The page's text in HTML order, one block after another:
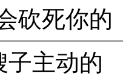
砍死你的
子主动